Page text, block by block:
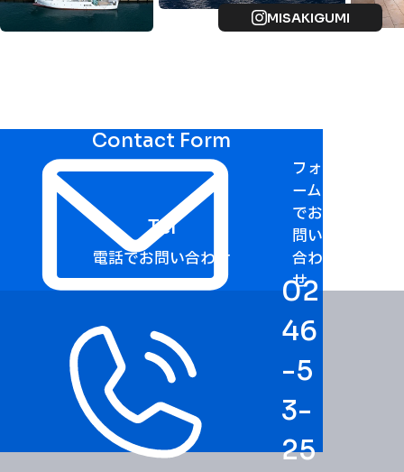
MISAKIGUMI
Contact Form
フォ
ーム
でお
問い
合わ
せ
Tel
電話でお問い合わせ
02
46
-5
3-
25